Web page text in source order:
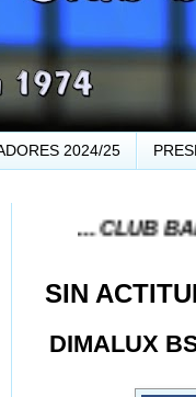
2024/25
... CLUB
SIN
DIMALUX